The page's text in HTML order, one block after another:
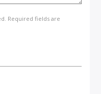
Required fields are